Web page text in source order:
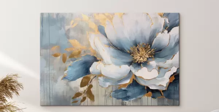
Яскраві, насичені кольори
Стійкість до вицвітання
Безпечне чорнило без запаху
Поверхня з текстурою полотна
Екологічний матеріал
Преміум
Від .00 грн